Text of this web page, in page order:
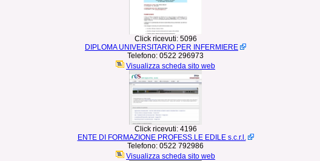
Click ricevuti: 5096
DIPLOMA UNIVERSITARIO PER INFERMIERE
Telefono: 0522 296973
Visualizza scheda sito web
Click ricevuti: 4196
ENTE DI FORMAZIONE PROFESS.LE EDILE s.c.r.l.
Telefono: 0522 792986
Visualizza scheda sito web